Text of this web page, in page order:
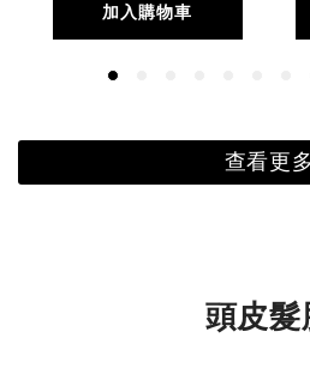
加入購物車
查看更多
頭皮髮